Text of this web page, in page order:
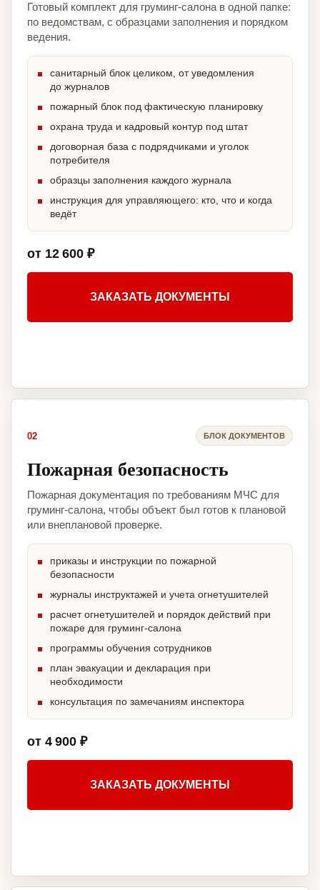
Готовый комплект для груминг-салона в одной папке:
по ведомствам, с образцами заполнения и порядком
ведения.
санитарный блок целиком, от уведомления
до журналов
пожарный блок под фактическую планировку
охрана труда и кадровый контур под штат
договорная база с подрядчиками и уголок
потребителя
образцы заполнения каждого журнала
инструкция для управляющего: кто, что и когда
ведёт
от 12 600 ₽
ЗАКАЗАТЬ ДОКУМЕНТЫ
02 БЛОК ДОКУМЕНТОВ
Пожарная безопасность
Пожарная документация по требованиям МЧС для
груминг-салона, чтобы объект был готов к плановой
или внеплановой проверке.
приказы и инструкции по пожарной
безопасности
журналы инструктажей и учета огнетушителей
расчет огнетушителей и порядок действий при
пожаре для груминг-салона
программы обучения сотрудников
план эвакуации и декларация при
необходимости
консультация по замечаниям инспектора
от 4 900 ₽
ЗАКАЗАТЬ ДОКУМЕНТЫ